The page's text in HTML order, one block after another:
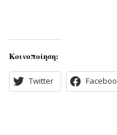
Κοινοποίηση:
Twitter